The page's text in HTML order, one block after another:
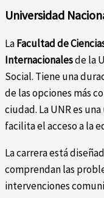
Universidad
LaFacultad de
Internacionalesde la
Social. Tiene una
de las opciones más
ciudad. La UNR es
facilita el acceso a la
La carrera está
comprendan las
intervenciones